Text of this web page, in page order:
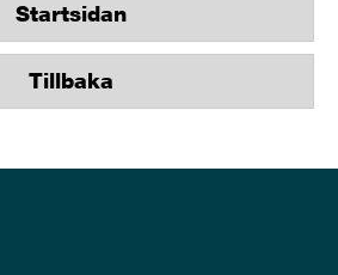
Startsidan
Tillbaka